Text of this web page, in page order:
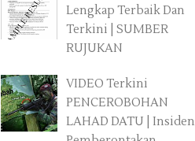
Lengkap Terbaik Dan
Terkini | SUMBER
RUJUKAN
VIDEO Terkini
PENCEROBOHAN
LAHAD DATU | Insiden